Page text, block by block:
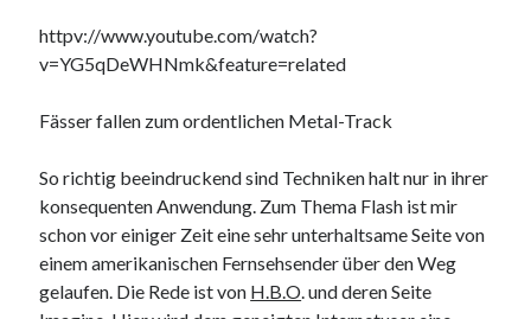
httpv://www.youtube.com/watch?
v=YG5qDeWHNmk&feature=related
Fässer fallen zum ordentlichen Metal-Track
So richtig beeindruckend sind Techniken halt nur in ihrer
konsequenten Anwendung. Zum Thema Flash ist mir
schon vor einiger Zeit eine sehr unterhaltsame Seite von
einem amerikanischen Fernsehsender über den Weg
gelaufen. Die Rede ist von H.B.O. und deren Seite